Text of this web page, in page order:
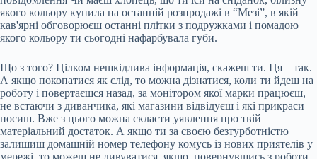
якого кольору купила на останній розпродажі в “Мезі”, в якій
кав'ярні обговорюєш останні плітки з подружками і помадою
якого кольору ти сьогодні нафарбувала губи.
Що з того? Цілком нешкідлива інформація, скажеш ти. Ця – так.
А якщо покопатися як слід, то можна дізнатися, коли ти йдеш на
роботу і повертаєшся назад, за монітором якої марки працюєш,
не встаючи з диванчика, які магазини відвідуєш і які прикраси
носиш. Вже з цього можна скласти уявлення про твій
матеріальний достаток. А якщо ти за своєю безтурботністю
залишиш домашній номер телефону комусь із нових приятелів у
мережі, то можеш не дивуватися, якщо, повернувшись з роботи,